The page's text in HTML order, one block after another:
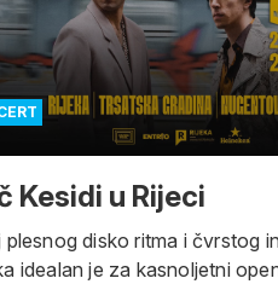
Kesidi u Rijeci
plesnog disko ritma i čvrstog
idealan je za kasnoljetni